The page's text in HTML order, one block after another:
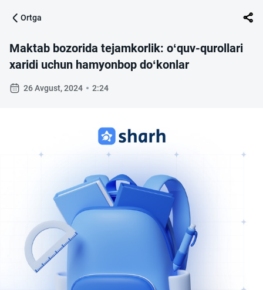
Ortga
Maktab bozorida tejamkorlik: o‘quv-qurollari
xaridi uchun hamyonbop do‘konlar
26 Avgust, 2024 2:24